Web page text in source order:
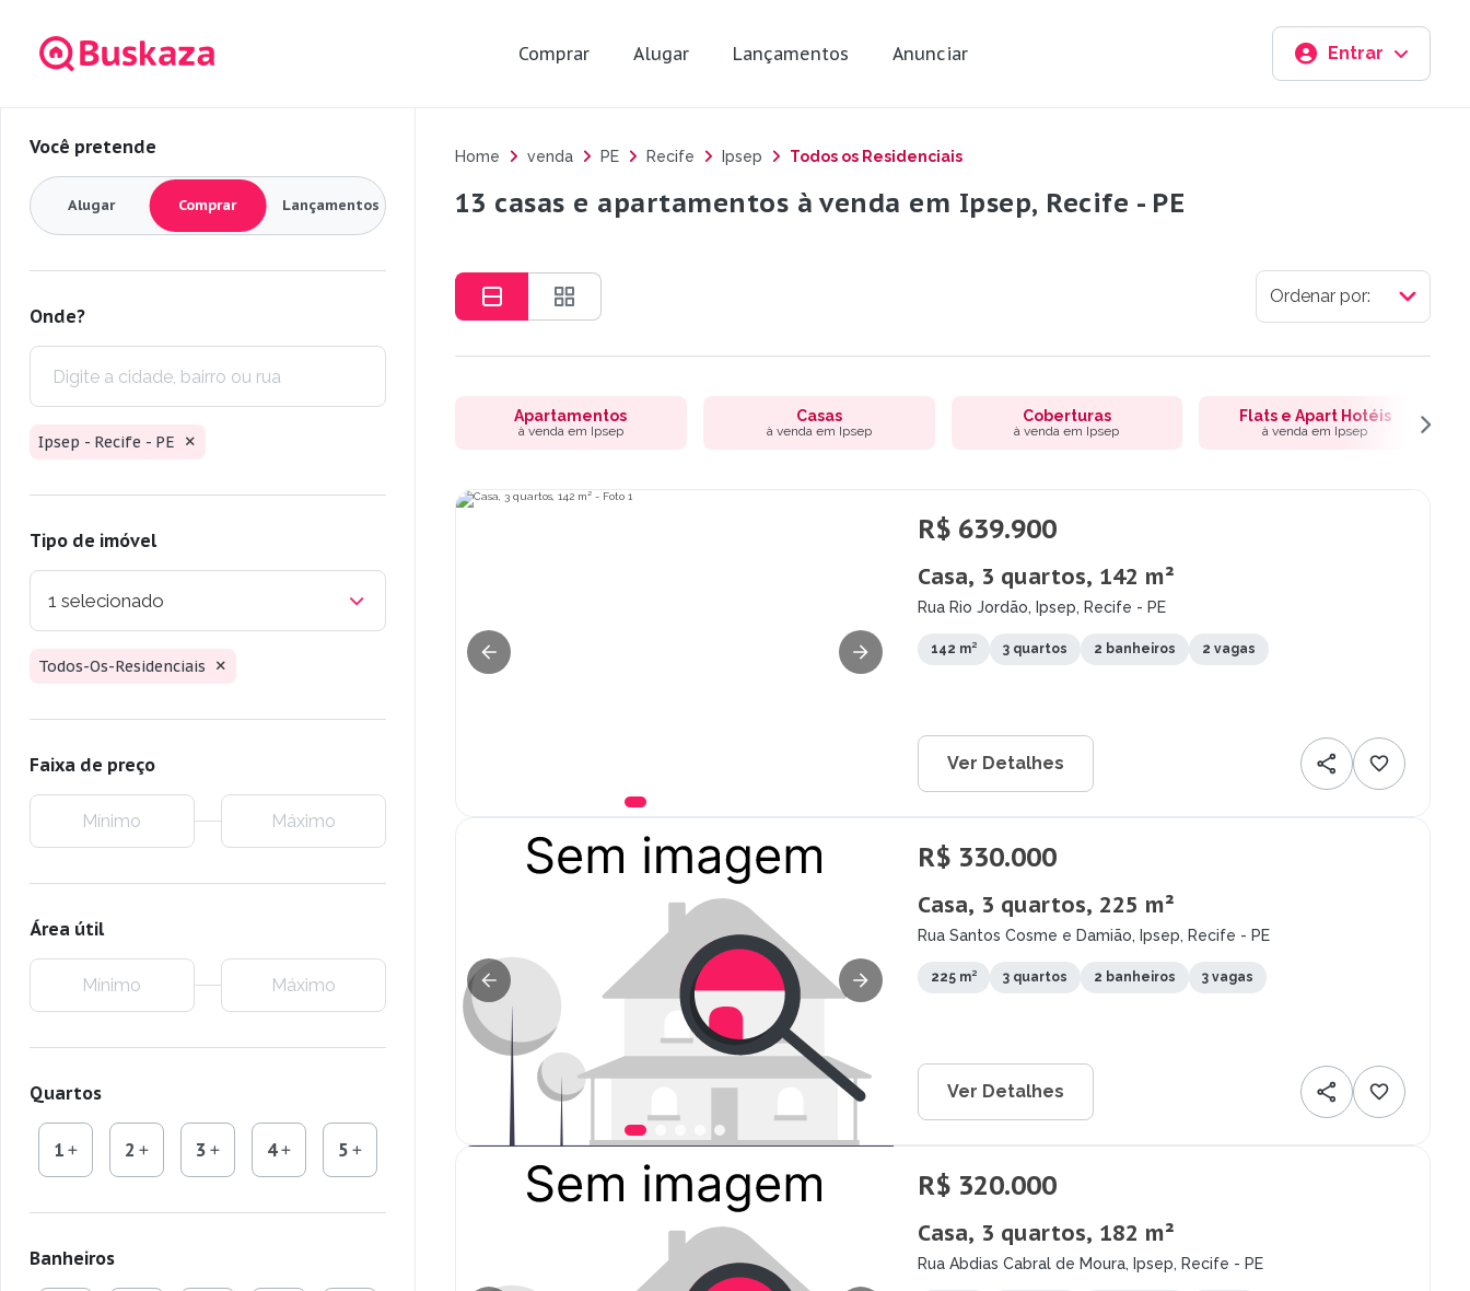
Comprar Alugar Lançamentos Anunciar Entrar
Você pretende
Alugar Comprar Lançamentos
Onde?
Ipsep - Recife - PE
Tipo de imóvel
1 selecionado
Todos-Os-Residenciais
Faixa de preço
Área útil
Quartos
1 2 3 4 5
Banheiros
Home venda PE Recife Ipsep Todos os Residenciais
13 casas e apartamentos à venda em Ipsep, Recife - PE
Apartamentos
à venda em Ipsep
Casas
à venda em Ipsep
Coberturas
à venda em Ipsep
Flats e Apart Hotéis
à venda em Ipsep
R$ 639.900
Casa, 3 quartos, 142 m²
Rua Rio Jordão, Ipsep, Recife - PE
142 m² 3 quartos 2 banheiros 2 vagas
Ver Detalhes
R$ 330.000
Casa, 3 quartos, 225 m²
Rua Santos Cosme e Damião, Ipsep, Recife - PE
225 m² 3 quartos 2 banheiros 3 vagas
Ver Detalhes
R$ 320.000
Casa, 3 quartos, 182 m²
Rua Abdias Cabral de Moura, Ipsep, Recife - PE